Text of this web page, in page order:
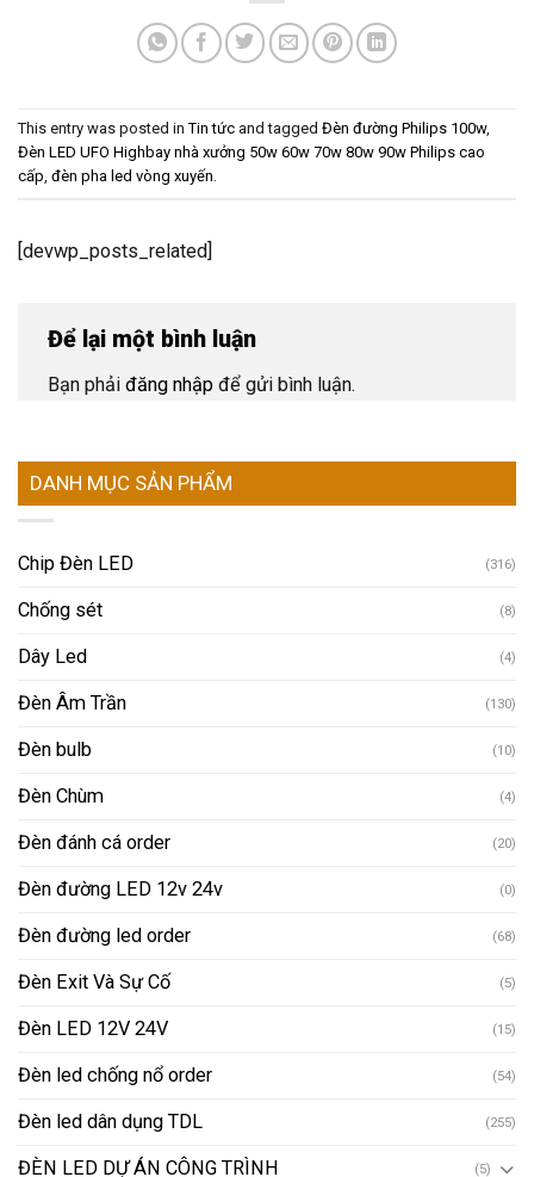
This entry was posted inTin tức and tagged Đèn đường Philips 100w,
Đèn LED UFO Highbay nhà xưởng 50w 60w 70w 80w 90w Philips cao
cấp, đèn pha led vòng xuyến.
[devwp_posts_related]
Để lại một bình luận
Bạn phải đăng nhập để gửi bình luận.
DANH MỤC SẢN PHẨM
Chip Đèn LED (316)
Chống sét (8)
Dây Led (4)
Đèn Âm Trần (130)
Đèn bulb (10)
Đèn Chùm (4)
Đèn đánh cá order (20)
Đèn đường LED 12v 24v (0)
Đèn đường led order (68)
Đèn Exit Và Sự Cố (5)
Đèn LED 12V 24V (15)
Đèn led chống nổ order (54)
Đèn led dân dụng TDL (255)
ĐÈN LED DỰ ÁN CÔNG TRÌNH (5)